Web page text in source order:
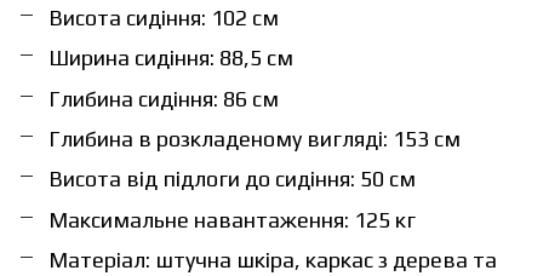
Висота сидіння: 102 см
Ширина сидіння: 88,5 см
Глибина сидіння: 86 см
Глибина в розкладеному вигляді: 153 см
Висота від підлоги до сидіння: 50 см
Максимальне навантаження: 125 кг
Матеріал: штучна шкіра, каркас з дерева та